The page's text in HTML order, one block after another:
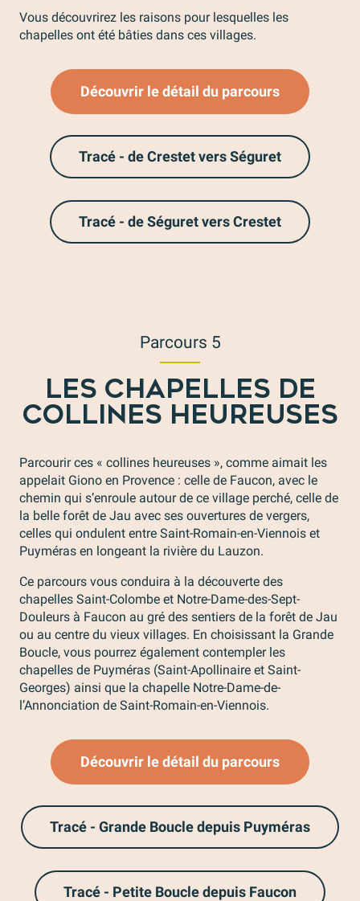
Vous découvrirez les raisons pour lesquelles les
chapelles ont été bâties dans ces villages.
Découvrir le détail du parcours
Tracé - de Crestet vers Séguret
Tracé - de Séguret vers Crestet
Parcours 5
LES CHAPELLES DE
COLLINES HEUREUSES
Parcourir ces « collines heureuses », comme aimait les
appelait Giono en Provence : celle de Faucon, avec le
chemin qui s’enroule autour de ce village perché, celle de
la belle forêt de Jau avec ses ouvertures de vergers,
celles qui ondulent entre Saint-Romain-en-Viennois et
Puyméras en longeant la rivière du Lauzon.
Ce parcours vous conduira à la découverte des
chapelles Saint-Colombe et Notre-Dame-des-Sept-
Douleurs à Faucon au gré des sentiers de la forêt de Jau
ou au centre du vieux villages. En choisissant la Grande
Boucle, vous pourrez également contempler les
chapelles de Puyméras (Saint-Apollinaire et Saint-
Georges) ainsi que la chapelle Notre-Dame-de-
l’Annonciation de Saint-Romain-en-Viennois.
Découvrir le détail du parcours
Tracé - Grande Boucle depuis Puyméras
Tracé - Petite Boucle depuis Faucon